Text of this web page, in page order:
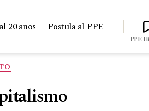
20 años Postula al PPE
PPE